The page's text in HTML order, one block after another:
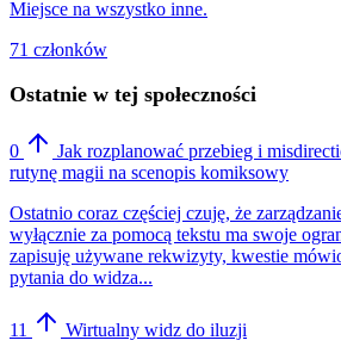
Miejsce na wszystko inne.
71 członków
Ostatnie w tej społeczności
0
Jak rozplanować przebieg i
rutynę magii na scenopis komiksowy
Ostatnio coraz częściej czuję, że
wyłącznie za pomocą tekstu ma swoje
zapisuję używane rekwizyty, kwestie
pytania do widza...
11
Wirtualny widz do iluzji